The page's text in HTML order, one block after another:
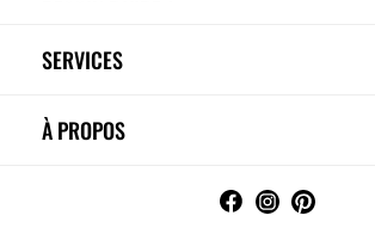
SERVICES
À PROPOS